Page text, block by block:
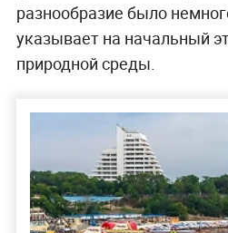
разнообразие было
указывает на начальный
природной среды.